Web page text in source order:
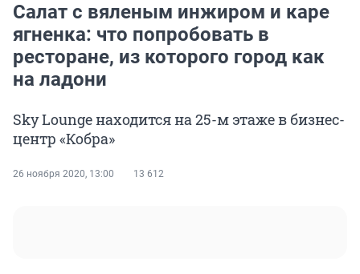
Салат с вяленым инжиром и каре
ягненка: что попробовать в
ресторане, из которого город как
на ладони
Sky Lounge находится на 25-м этаже в бизнес-
центр «Кобра»
26 ноября 2020, 13:00 13 612